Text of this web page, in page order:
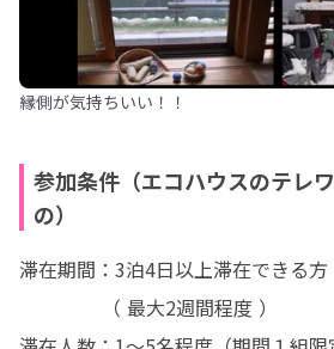
縁側が気持ちいい！！
参加条件（エコハウスのテレ
の）
滞在期間：3泊4日以上滞在できる方
（ 最大2週間程度 ）